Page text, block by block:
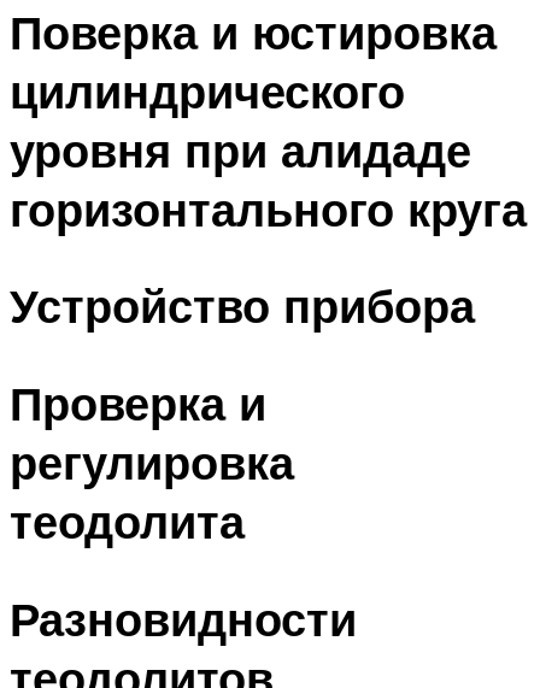
Поверка и юстировка
цилиндрического
уровня при алидаде
горизонтального круга
Устройство прибора
Проверка и
регулировка
теодолита
Разновидности